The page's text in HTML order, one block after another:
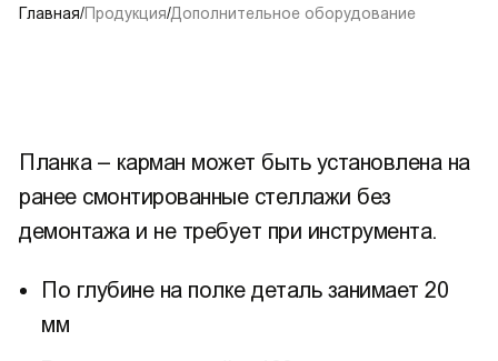
Главная/Продукция/Дополнительное оборудование
Планка – карман может быть установлена на
ранее смонтированные стеллажи без
демонтажа и не требует при инструмента.
По глубине на полке деталь занимает 20
мм